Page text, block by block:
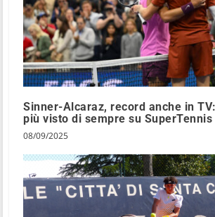
Sinner-Alcaraz, record anche in
più visto di sempre su SuperTennis
08/09/2025